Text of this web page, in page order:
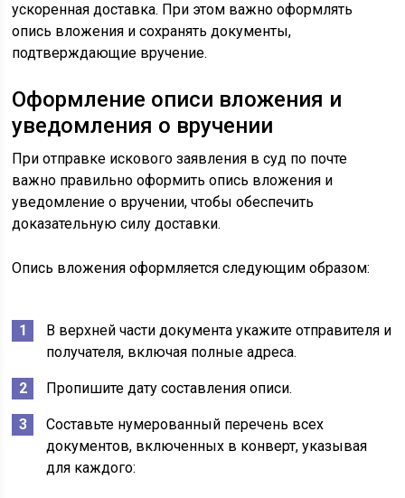
ускоренная доставка. При этом важно оформлять
опись вложения и сохранять документы,
подтверждающие вручение.
Оформление описи вложения и
уведомления о вручении
При отправке искового заявления в суд по почте
важно правильно оформить опись вложения и
уведомление о вручении, чтобы обеспечить
доказательную силу доставки.
Опись вложения оформляется следующим образом:
В верхней части документа укажите отправителя и
получателя, включая полные адреса.
Пропишите дату составления описи.
Составьте нумерованный перечень всех
документов, включенных в конверт, указывая
для каждого: